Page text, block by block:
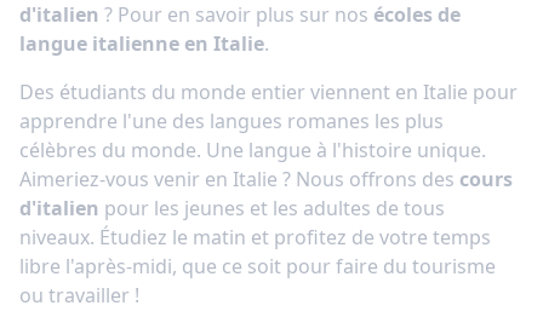
d'italien ? Pour en savoir plus sur nos écoles de
langue italienne en Italie.
Des étudiants du monde entier viennent en Italie pour
apprendre l'une des langues romanes les plus
célèbres du monde. Une langue à l'histoire unique.
Aimeriez-vous venir en Italie ? Nous offrons des cours
d'italien pour les jeunes et les adultes de tous
niveaux. Étudiez le matin et profitez de votre temps
libre l'après-midi, que ce soit pour faire du tourisme
ou travailler !